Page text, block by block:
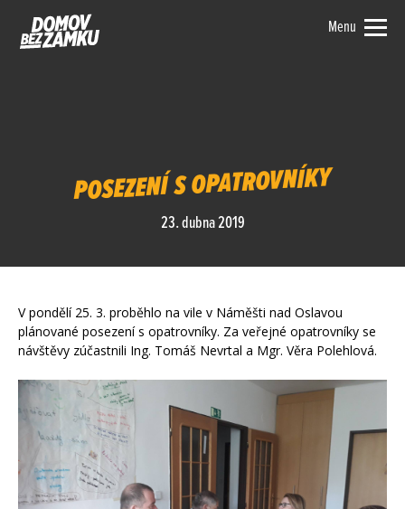
Menu
POSEZENÍ S OPATROVNÍKY
23. dubna 2019
V pondělí 25. 3. proběhlo na vile v Náměšti nad Oslavou
plánované posezení s opatrovníky. Za veřejné opatrovníky se
návštěvy zúčastnili Ing. Tomáš Nevrtal a Mgr. Věra Polehlová.